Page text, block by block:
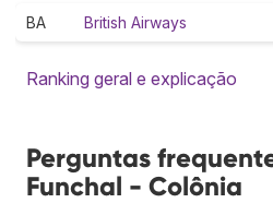
BA British Airways
Ranking geral e explicação
Perguntas
Funchal - Colônia